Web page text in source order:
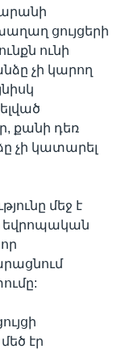
ցույցերի
ունի
չի կարող
քանի դեռ
չի կատարել
մեջ է
եվրոպական
էր